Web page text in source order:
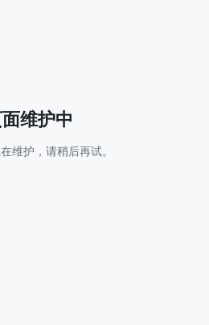
维护中
维护，请稍后再试。